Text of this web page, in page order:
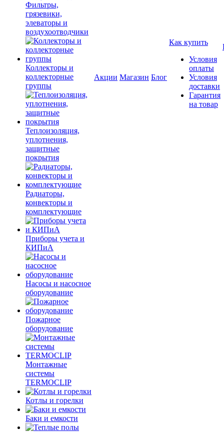
Фильтры,
грязевики,
элеваторы и
воздухоотводчики
Коллекторы и
коллекторные
группы
Теплоизоляция,
уплотнения,
защитные
покрытия
Радиаторы,
конвекторы и
комплектующие
Приборы учета и
КИПиА
Насосы и насосное
оборудование
Пожарное
оборудование
Монтажные
системы
TERMOCLIP
Котлы и горелки
Баки и емкости
Акции Магазин Блог
Как купить
Условия
оплаты
Условия
доставки
Гарантия
на товар